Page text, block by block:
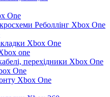
One
Реболлінг Xbox One
Xbox One
one
перехідники Xbox One
One
Xbox One